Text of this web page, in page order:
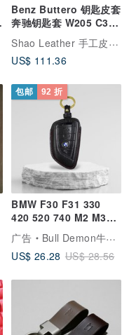
Benz Buttero 钥匙皮套
奔驰钥匙套 W205 C300
C200 GLA250 a180 Shao Leather 手工皮具 手工表带订制
US$ 111.36
包邮 92 折
BMW F30 F31 330
420 520 740 M2 M3
M4 M6 宝马 钥匙皮套
钥匙圈
广告
Bull Demon牛王钥匙皮套
US$ 26.28 US$ 28.56